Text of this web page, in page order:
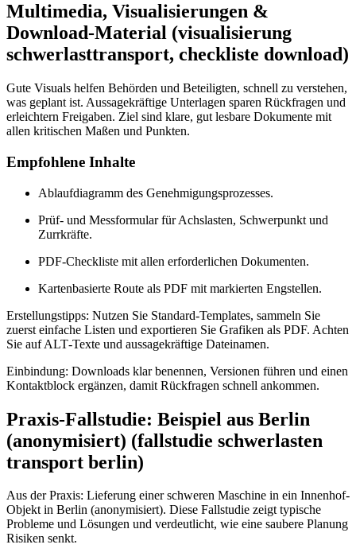
Multimedia, Visualisierungen &
Download-Material (visualisierung
schwerlasttransport, checkliste download)
Gute Visuals helfen Behörden und Beteiligten, schnell zu verstehen,
was geplant ist. Aussagekräftige Unterlagen sparen Rückfragen und
erleichtern Freigaben. Ziel sind klare, gut lesbare Dokumente mit
allen kritischen Maßen und Punkten.
Empfohlene Inhalte
Ablaufdiagramm des Genehmigungsprozesses.
Prüf- und Messformular für Achslasten, Schwerpunkt und
Zurrkräfte.
PDF-Checkliste mit allen erforderlichen Dokumenten.
Kartenbasierte Route als PDF mit markierten Engstellen.
Erstellungstipps: Nutzen Sie Standard-Templates, sammeln Sie
zuerst einfache Listen und exportieren Sie Grafiken als PDF. Achten
Sie auf ALT‑Texte und aussagekräftige Dateinamen.
Einbindung: Downloads klar benennen, Versionen führen und einen
Kontaktblock ergänzen, damit Rückfragen schnell ankommen.
Praxis-Fallstudie: Beispiel aus Berlin
(anonymisiert) (fallstudie schwerlasten
transport berlin)
Aus der Praxis: Lieferung einer schweren Maschine in ein Innenhof-
Objekt in Berlin (anonymisiert). Diese Fallstudie zeigt typische
Probleme und Lösungen und verdeutlicht, wie eine saubere Planung
Risiken senkt.